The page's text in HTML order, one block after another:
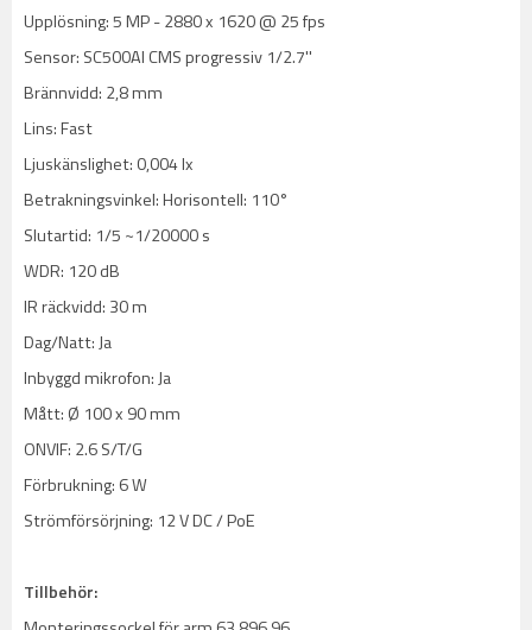
Upplösning: 5 MP - 2880 x 1620 @ 25 fps
Sensor: SC500AI CMS progressiv 1/2.7''
Brännvidd: 2,8 mm
Lins: Fast
Ljuskänslighet: 0,004 lx
Betrakningsvinkel: Horisontell: 110°
Slutartid: 1/5 ~1/20000 s
WDR: 120 dB
IR räckvidd: 30 m
Dag/Natt: Ja
Inbyggd mikrofon: Ja
Mått: Ø 100 x 90 mm
ONVIF: 2.6 S/T/G
Förbrukning: 6 W
Strömförsörjning: 12 V DC / PoE
Tillbehör: